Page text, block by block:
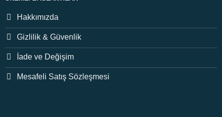
Hakkımızda
Gizlilik & Güvenlik
İade ve Değişim
Mesafeli Satış Sözleşmesi